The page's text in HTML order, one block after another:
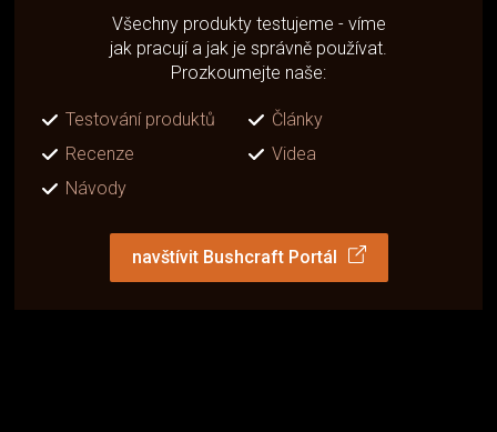
Všechny produkty testujeme - víme
jak pracují a jak je správně používat.
Prozkoumejte naše:
Testování produktů
Články
Recenze
Videa
Návody
navštívit Bushcraft Portál